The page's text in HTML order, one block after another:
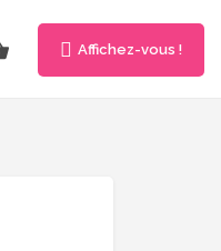
Affichez-vous !